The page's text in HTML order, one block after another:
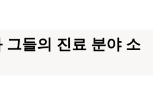
그들의 진료 분야 소